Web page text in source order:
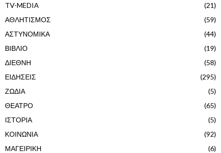
TV-MEDIA
(21)
ΑΘΛΗΤΙΣΜΟΣ
(59)
ΑΣΤΥΝΟΜΙΚΑ
(44)
ΒΙΒΛΙΟ
(19)
ΔΙΕΘΝΗ
(58)
ΕΙΔΗΣΕΙΣ
(295)
ΖΩΔΙΑ
(5)
ΘΕΑΤΡΟ
(65)
ΙΣΤΟΡΙΑ
(5)
ΚΟΙΝΩΝΙΑ
(92)
ΜΑΓΕΙΡΙΚΗ
(6)